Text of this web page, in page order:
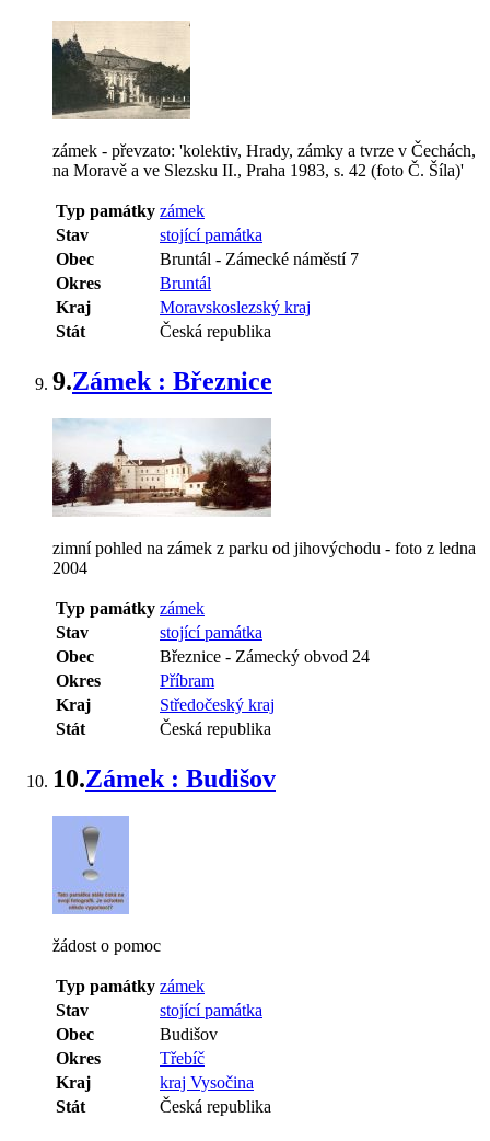
zámek - převzato: 'kolektiv, Hrady, zámky a tvrze v Čechách,
na Moravě a ve Slezsku II., Praha 1983, s. 42 (foto Č. Šíla)'
Typ památky zámek
Stav
stojící památka
Obec
Bruntál - Zámecké náměstí 7
Okres
Bruntál
Kraj
Moravskoslezský kraj
Stát
Česká republika
9.Zámek : Březnice
zimní pohled na zámek z parku od jihovýchodu - foto z ledna
2004
Typ památky zámek
Stav
stojící památka
Obec
Březnice - Zámecký obvod 24
Okres
Příbram
Kraj
Středočeský kraj
Stát
Česká republika
10.Zámek : Budišov
žádost o pomoc
Typ památky zámek
Stav
stojící památka
Obec
Budišov
Okres
Třebíč
Kraj
kraj Vysočina
Stát
Česká republika